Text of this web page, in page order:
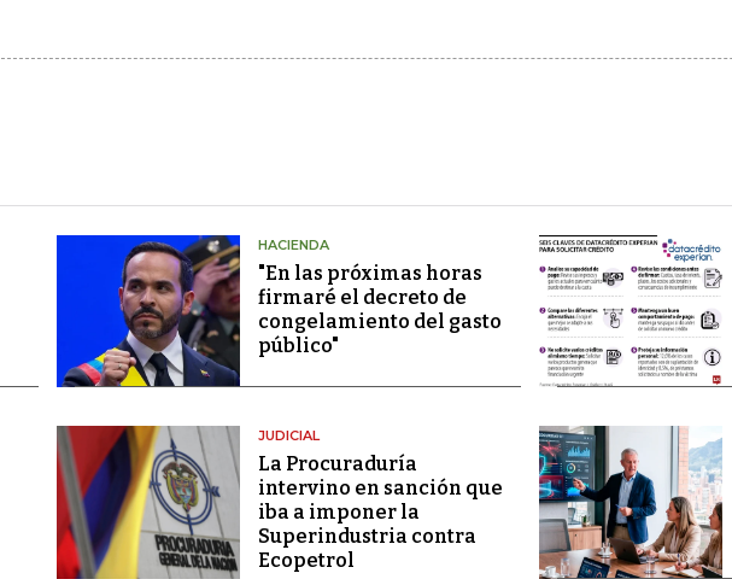
HACIENDA
"En las próximas horas
firmaré el decreto de
congelamiento del gasto
público"
JUDICIAL
La Procuraduría
intervino en sanción que
iba a imponer la
Superindustria contra
Ecopetrol